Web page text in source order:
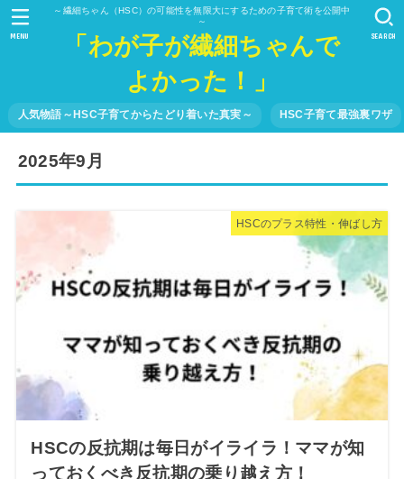
～繊細ちゃん（HSC）の可能性を無限大にするための子育て術を公開中
～
「わが子が繊細ちゃんで
よかった！」
人気物語～HSC子育てからたどり着いた真実～ HSC子育て最強裏ワザ
SEARCH
MENU
2025年9月
HSCのプラス特性・伸ばし方
HSCの反抗期は毎日がイライラ！ママが知
っておくべき反抗期の乗り越え方！